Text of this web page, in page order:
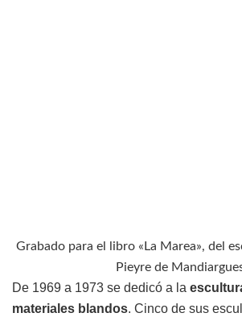
Grabado para el libro «La Marea», del
Pieyre de
De 1969 a 1973 se dedicó a la
materiales blandos. Cinco de sus